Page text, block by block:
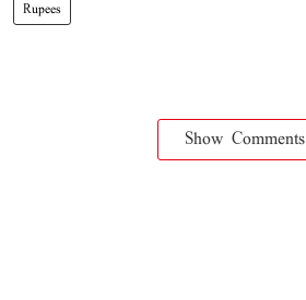
Rupees
Show Comments